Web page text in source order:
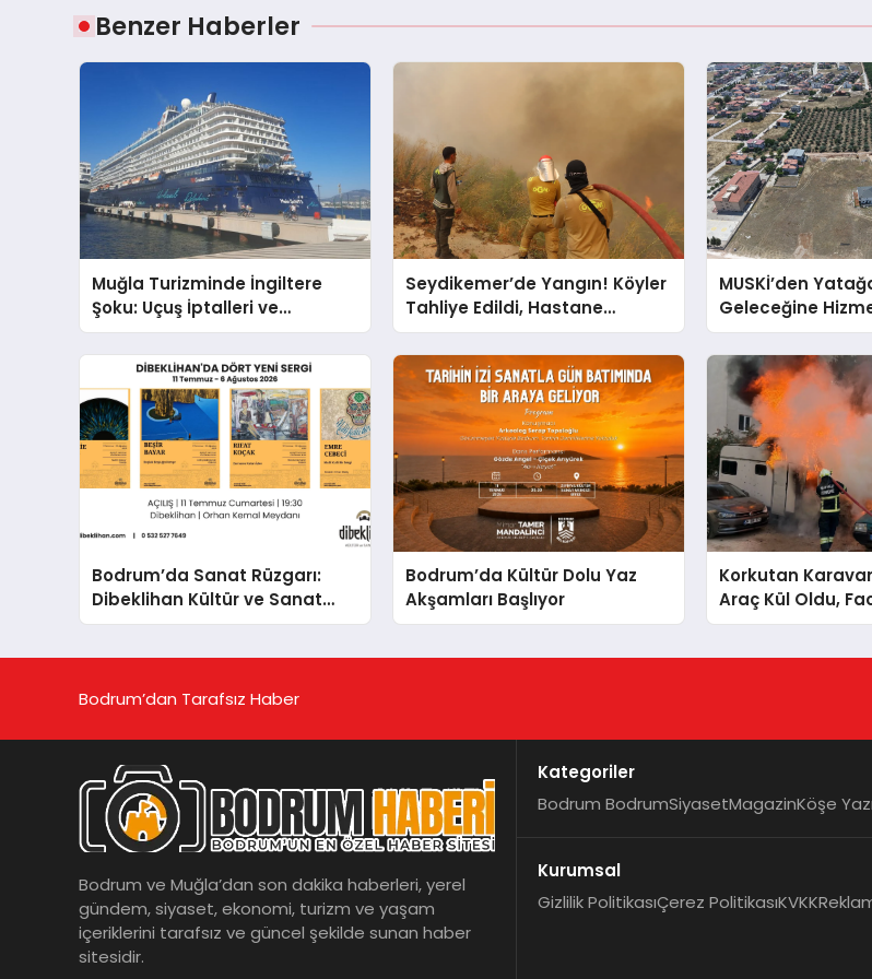
Benzer Haberler
Muğla Turizminde İngiltere
Şoku: Uçuş İptalleri ve
Bakanlığın Yanıtı Endişeleri
Büyüttü
Seydikemer’de Yangın! Köyler
Tahliye Edildi, Hastane
Boşaltıldı!
MUSKİ’den
Geleceğine
Kanalizasyon
Bodrum’da Sanat Rüzgarı:
Dibeklihan Kültür ve Sanat
Köyü’nde Dört Yeni Sergi
Bodrum’da Kültür Dolu Yaz
Akşamları Başlıyor
Korkutan
Araç Kül Oldu,
Dönüldü
Bodrum’dan Tarafsız Haber
Bodrum ve Muğla’dan son dakika haberleri, yerel
gündem, siyaset, ekonomi, turizm ve yaşam
içeriklerini tarafsız ve güncel şekilde sunan haber
sitesidir.
Kategoriler
Bodrum BodrumSiyasetMagazinKöşe
Kurumsal
Gizlilik PolitikasıÇerez PolitikasıKVKK